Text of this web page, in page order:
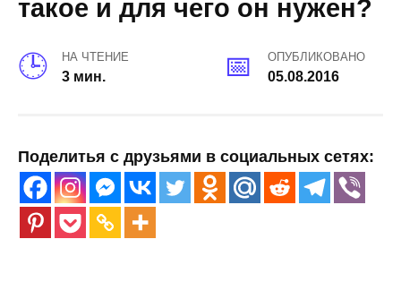
такое и для чего он нужен?
НА ЧТЕНИЕ
3 мин.
ОПУБЛИКОВАНО
05.08.2016
Поделитья с друзьями в социальных сетях: